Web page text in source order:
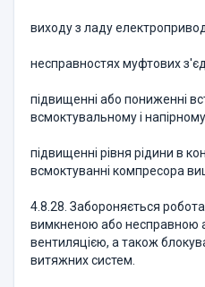
виходу з ладу
несправностях муфтових
підвищенні або пониженні
всмоктувальному і
підвищенні рівня рідини в
всмоктуванні компресора
4.8.28. Забороняється робота
вимкненою або несправною
вентиляцією, а також
витяжних систем.